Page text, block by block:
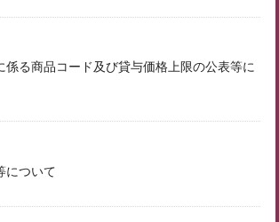
係る商品コード及び貸与価格上限の公表等に
について